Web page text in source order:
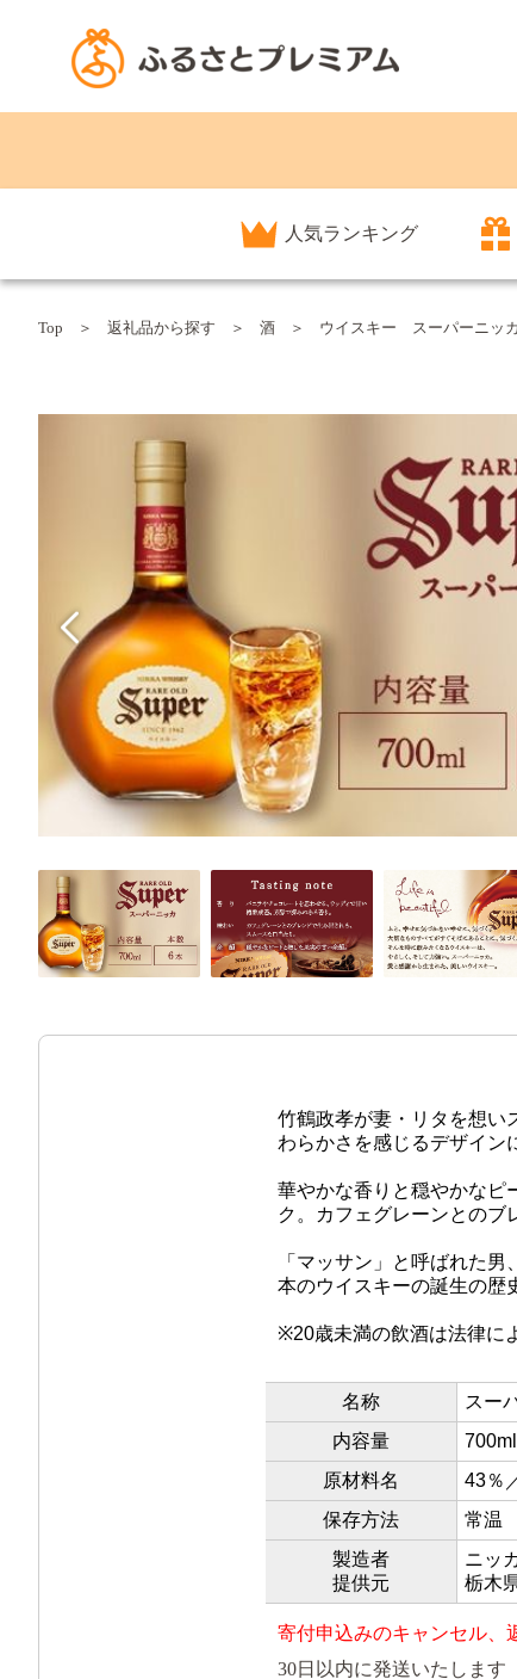
人気ランキング
Top 返礼品から探す 酒 ウイスキー スーパーニ
竹鶴政孝が妻・リタを想い
わらかさを感じるデザイン
華やかな香りと穏やかなピ
ク。カフェグレーンとのブ
「マッサン」と呼ばれた
本のウイスキーの誕生の歴
※20歳未満の飲酒は法律に
名称
スー
内容量
原材料名
43％
保存方法
常温
製造者
提供元
ニッ
栃木
寄付申込みのキャンセル、
30日以内に発送いたします